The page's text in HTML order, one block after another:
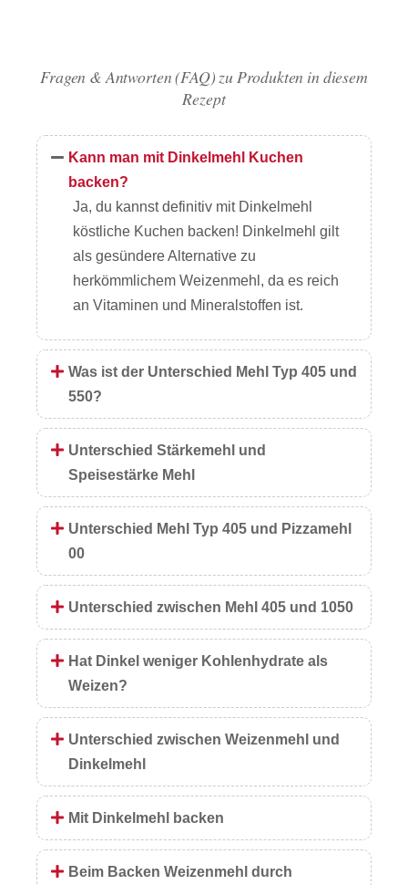
Fragen & Antworten (FAQ) zu Produkten in diesem
Rezept
Kann man mit Dinkelmehl Kuchen
backen?
Ja, du kannst definitiv mit Dinkelmehl
köstliche Kuchen backen! Dinkelmehl gilt
als gesündere Alternative zu
herkömmlichem Weizenmehl, da es reich
an Vitaminen und Mineralstoffen ist.
Was ist der Unterschied Mehl Typ 405 und
550?
Unterschied Stärkemehl und
Speisestärke Mehl
Unterschied Mehl Typ 405 und Pizzamehl
00
Unterschied zwischen Mehl 405 und 1050
Hat Dinkel weniger Kohlenhydrate als
Weizen?
Unterschied zwischen Weizenmehl und
Dinkelmehl
Mit Dinkelmehl backen
Beim Backen Weizenmehl durch